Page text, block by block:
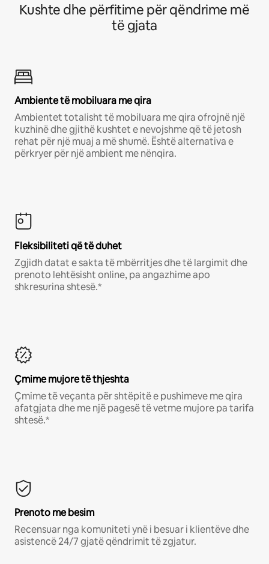
Kushte dhe përfitime për qëndrime më
të gjata
Ambiente të mobiluara me qira
Ambientet totalisht të mobiluara me qira ofrojnë një
kuzhinë dhe gjithë kushtet e nevojshme që të jetosh
rehat për një muaj a më shumë. Është alternativa e
përkryer për një ambient me nënqira.
Fleksibiliteti që të duhet
Zgjidh datat e sakta të mbërritjes dhe të largimit dhe
prenoto lehtësisht online, pa angazhime apo
shkresurina shtesë.*
Çmime mujore të thjeshta
Çmime të veçanta për shtëpitë e pushimeve me qira
afatgjata dhe me një pagesë të vetme mujore pa tarifa
shtesë.*
Prenoto me besim
Recensuar nga komuniteti ynë i besuar i klientëve dhe
asistencë 24/7 gjatë qëndrimit të zgjatur.